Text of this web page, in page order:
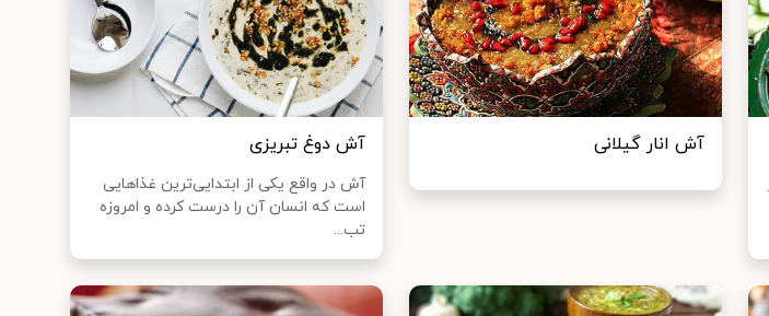
آش انار گیلانی آش دوغ تبریزی
آش در واقع یکی از ابتدایی‌ترین غذا‌هایی
است که انسان آن را درست کرده و امروزه
تب...